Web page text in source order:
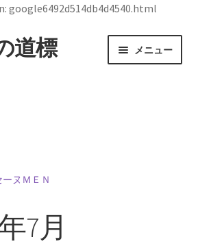
道標 メニュー
～1990年10月1日】— 量子世界
い直した理論物理学者 —
ヌＭＥＮ
7月